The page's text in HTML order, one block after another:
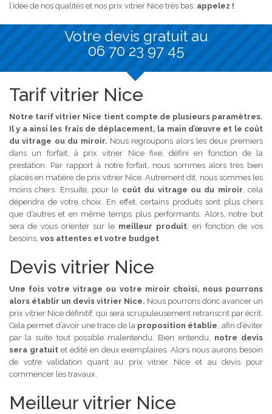
l’idée de nos qualités et nos prix vitrier Nice très bas, appelez !
Votre devis gratuit au
06 70 23 97 45
Tarif vitrier Nice
Notre tarif vitrier Nice tient compte de plusieurs paramètres.
Il y a ainsi les frais de déplacement, la main d’œuvre et le coût
du vitrage ou du miroir. Nous regroupons alors les deux premiers
dans un forfait, à prix vitrier Nice fixe, défini en fonction de la
prestation. Par rapport à notre forfait, nous sommes alors très bien
placés en matière de prix vitrier Nice. Autrement dit, nous sommes les
moins chers. Ensuite, pour le coût du vitrage ou du miroir , cela
dépendra de votre choix. En effet, certains produits sont plus chers
que d’autres et en même temps plus performants. Alors, notre but
sera de vous orienter sur le meilleur produit , en fonction de vos
besoins, vos attentes et votre budget
Devis vitrier Nice
Une fois votre vitrage ou votre miroir choisi, nous pourrons
alors établir un devis vitrier Nice. Nous pourrons donc avancer un
prix vitrier Nice définitif, qui sera scrupuleusement retranscrit par écrit.
Cela permet d’avoir une trace de la proposition établie , afin d’éviter
par la suite tout possible malentendu. Bien entendu, notre devis
sera gratuitet édité en deux exemplaires. Alors nous aurons besoin
de votre validation quant au prix vitrier Nice et au devis pour
commencer les travaux.
Meilleur vitrier Nice